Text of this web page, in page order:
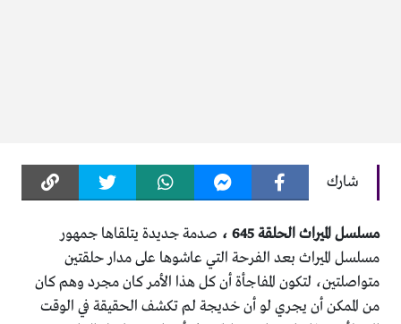
شارك
مسلسل الميراث الحلقة 645 ،
صدمة جديدة يتلقاها جمهور
مسلسل الميراث بعد الفرحة التي عاشوها على مدار حلقتين
متواصلتين، لتكون المفاجأة أن كل هذا الأمر كان مجرد وهم كان
من الممكن أن يجري لو أن خديجة لم تكشف الحقيقة في الوقت